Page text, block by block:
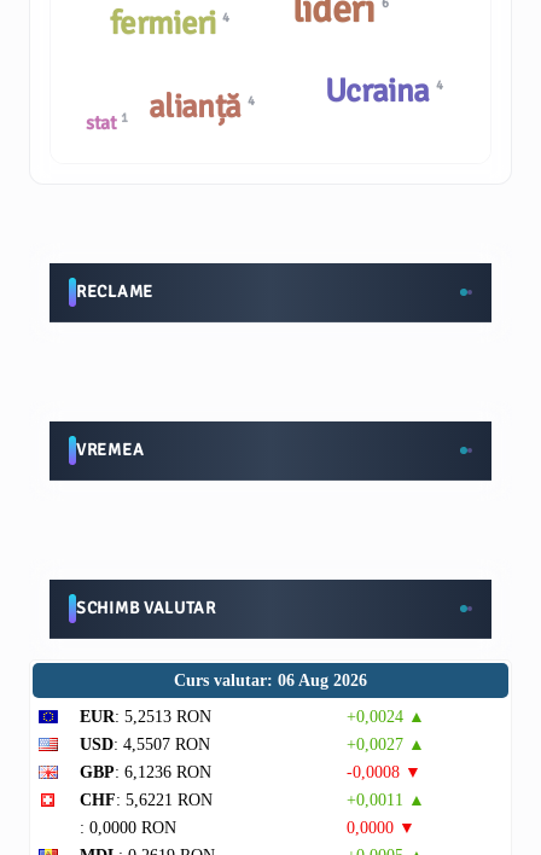
fermieri 4
stat 1
Ucraina 4
alianță 4
6
RECLAME
VREMEA
SCHIMB VALUTAR
Curs valutar: 06 Aug 2026
EUR: 5,2513 RON
+0,0024 ▲
USD: 4,5507 RON
+0,0027 ▲
GBP: 6,1236 RON
-0,0008 ▼
CHF: 5,6221 RON
+0,0011 ▲
: 0,0000 RON
0,0000 ▼